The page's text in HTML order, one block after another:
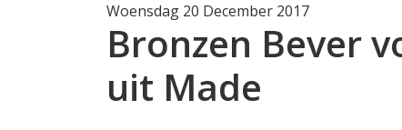
Woensdag 20 December 2017
Bronzen Bever
uit Made